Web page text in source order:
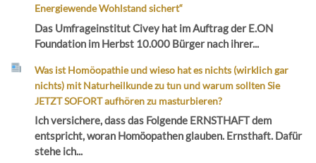
Energiewende Wohlstand sichert“
Das Umfrageinstitut Civey hat im Auftrag der E.ON
Foundation im Herbst 10.000 Bürger nach ihrer...
Was ist Homöopathie und wieso hat es nichts (wirklich gar
nichts) mit Naturheilkunde zu tun und warum sollten Sie
JETZT SOFORT aufhören zu masturbieren?
Ich versichere, dass das Folgende ERNSTHAFT dem
entspricht, woran Homöopathen glauben. Ernsthaft. Dafür
stehe ich...